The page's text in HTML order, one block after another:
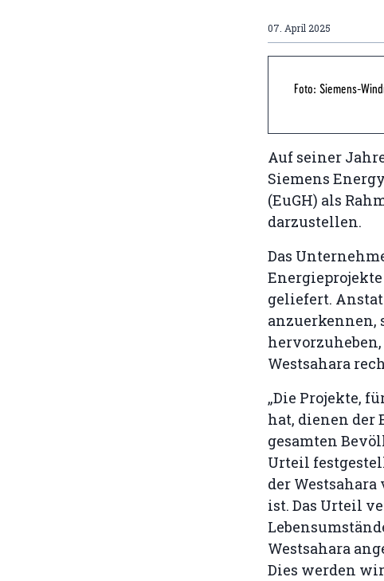
07. April 2025
Foto: Siemens-
Auf seiner
Siemens
(EuGH) als
darzustellen.
Das
geliefert.
anzuerkennen,
Westsahara
„Die Projekte,
hat, dienen der
gesamten
Urteil
der
ist. Das Urteil
Westsahara
Dies werden